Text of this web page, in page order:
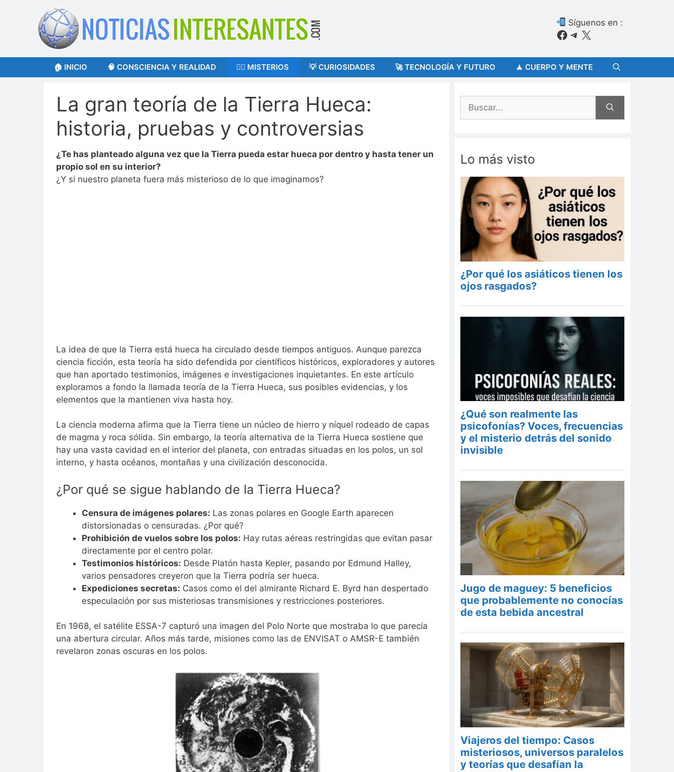
contenido
Síguenos en :
Facebook
Telegram
X
🏠 INICIO 🧠 CONSCIENCIA Y REALIDAD 🕵️‍♂️ MISTERIOS 💡 CURIOSIDADES 🚀 TECNOLOGÍA Y FUTURO 🧘 CUERPO Y MENTE
La gran teoría de la Tierra Hueca:
historia, pruebas y controversias
¿Te has planteado alguna vez que la Tierra pueda estar hueca por dentro y hasta tener un
propio sol en su interior?
¿Y si nuestro planeta fuera más misterioso de lo que imaginamos?
La idea de que la Tierra está hueca ha circulado desde tiempos antiguos. Aunque parezca
ciencia ficción, esta teoría ha sido defendida por científicos históricos, exploradores y autores
que han aportado testimonios, imágenes e investigaciones inquietantes. En este artículo
exploramos a fondo la llamada teoría de la Tierra Hueca, sus posibles evidencias, y los
elementos que la mantienen viva hasta hoy.
La ciencia moderna afirma que la Tierra tiene un núcleo de hierro y níquel rodeado de capas
de magma y roca sólida. Sin embargo, la teoría alternativa de la Tierra Hueca sostiene que
hay una vasta cavidad en el interior del planeta, con entradas situadas en los polos, un sol
interno, y hasta océanos, montañas y una civilización desconocida.
¿Por qué se sigue hablando de la Tierra Hueca?
Censura de imágenes polares: Las zonas polares en Google Earth aparecen
distorsionadas o censuradas. ¿Por qué?
Prohibición de vuelos sobre los polos: Hay rutas aéreas restringidas que evitan pasar
directamente por el centro polar.
Testimonios históricos: Desde Platón hasta Kepler, pasando por Edmund Halley,
varios pensadores creyeron que la Tierra podría ser hueca.
Expediciones secretas: Casos como el del almirante Richard E. Byrd han despertado
especulación por sus misteriosas transmisiones y restricciones posteriores.
En 1968, el satélite ESSA-7 capturó una imagen del Polo Norte que mostraba lo que parecía
una abertura circular. Años más tarde, misiones como las de ENVISAT o AMSR-E también
revelaron zonas oscuras en los polos.
Buscar:
Lo más visto